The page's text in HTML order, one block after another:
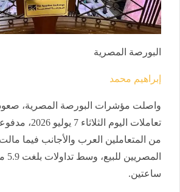
البورصة المصرية
إبراهيم محمد
واصلت مؤشرات البورصة المصرية،
تعاملات اليوم
من المتعاملين العرب والأجانب فيما
ساعتين.